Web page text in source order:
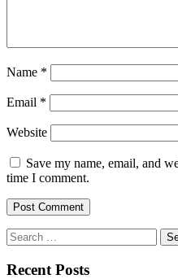
Name *
Email *
Website
Save my name, email, and
time I comment.
Search
for:
Recent Posts